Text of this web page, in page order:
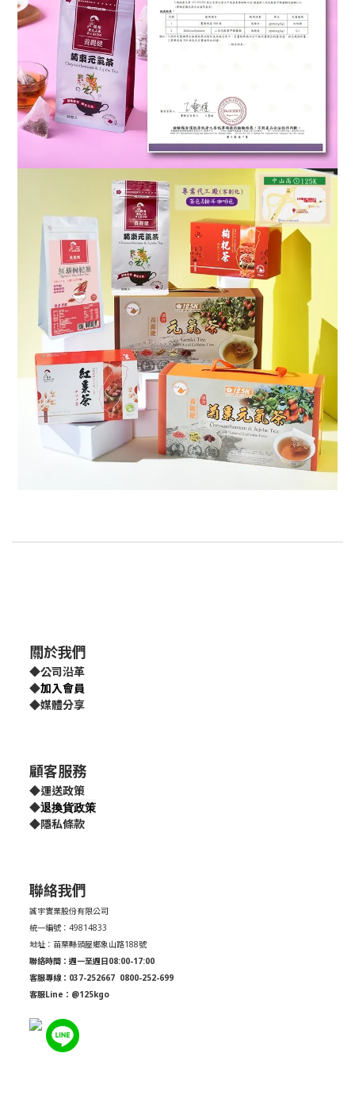
關於我們
◆公司沿革
◆加入會員
◆媒體分享
顧客服務
◆運送政策
◆退換貨政策
◆隱私條款
聯絡我們
誠宇實業股份有限公司
統一編號：49814833
地址：苗栗縣頭屋鄉象山路188號
聯絡時間：週一至週日08:00-17:00
客服專線：037-252667 0800-252-699
客服Line：@125kgo